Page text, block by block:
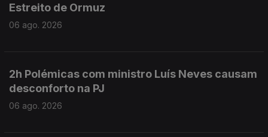
Estreito de Ormuz
06 ago. 2026
2h Polémicas com ministro Luís Neves causam
desconforto na PJ
06 ago. 2026